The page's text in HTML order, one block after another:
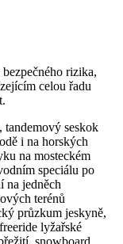
rizika,
celou řadu
tandemový seskok
i na horských
na mosteckém
speciálu po
na jedněch
terénů
průzkum jeskyně,
lyžařské
snowboard